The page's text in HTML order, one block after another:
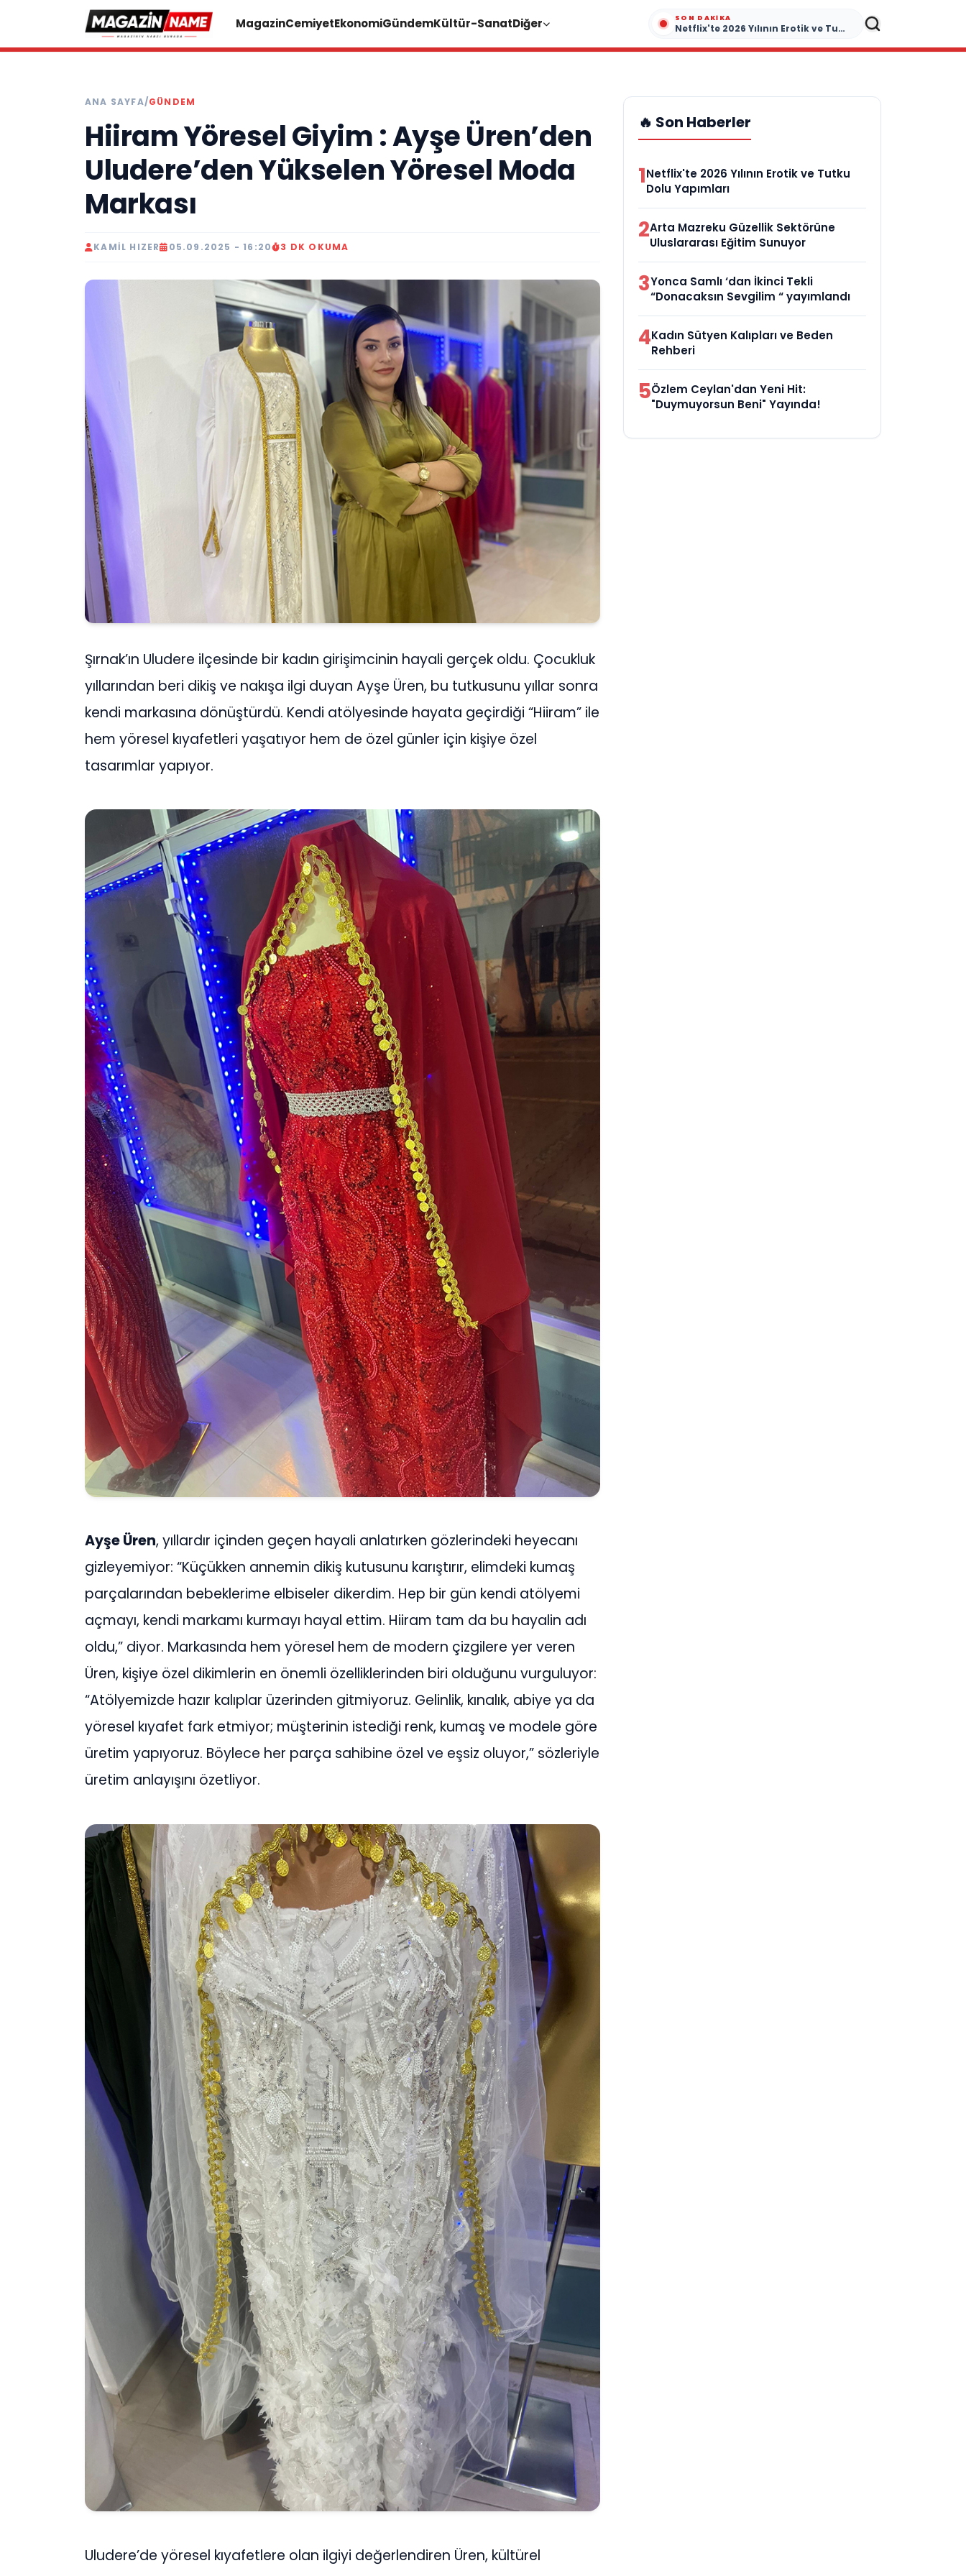
MagazinCemiyetEkonomiGündemKültür-SanatDiğer SON DAKIKA
Netflix'te 2026 Yılının Erotik ve Tutku Dolu Yapımları
ANA SAYFA/GÜNDEM
Hiiram Yöresel Giyim : Ayşe Üren’den
Uludere’den Yükselen Yöresel Moda
Markası
KAMIL HIZER 05.09.2025 - 16:20 3 DK OKUMA
Şırnak’ın Uludere ilçesinde bir kadın girişimcinin hayali gerçek oldu. Çocukluk
yıllarından beri dikiş ve nakışa ilgi duyan Ayşe Üren, bu tutkusunu yıllar sonra
kendi markasına dönüştürdü. Kendi atölyesinde hayata geçirdiği “Hiiram” ile
hem yöresel kıyafetleri yaşatıyor hem de özel günler için kişiye özel
tasarımlar yapıyor.
Ayşe Üren, yıllardır içinden geçen hayali anlatırken gözlerindeki heyecanı
gizleyemiyor: “Küçükken annemin dikiş kutusunu karıştırır, elimdeki kumaş
parçalarından bebeklerime elbiseler dikerdim. Hep bir gün kendi atölyemi
açmayı, kendi markamı kurmayı hayal ettim. Hiiram tam da bu hayalin adı
oldu,” diyor. Markasında hem yöresel hem de modern çizgilere yer veren
Üren, kişiye özel dikimlerin en önemli özelliklerinden biri olduğunu vurguluyor:
“Atölyemizde hazır kalıplar üzerinden gitmiyoruz. Gelinlik, kınalık, abiye ya da
yöresel kıyafet fark etmiyor; müşterinin istediği renk, kumaş ve modele göre
üretim yapıyoruz. Böylece her parça sahibine özel ve eşsiz oluyor,” sözleriyle
üretim anlayışını özetliyor.
Uludere’de yöresel kıyafetlere olan ilgiyi değerlendiren Üren, kültürel
🔥 Son Haberler
1Netflix'te 2026 Yılının Erotik ve Tutku
Dolu Yapımları
2Arta Mazreku Güzellik Sektörüne
Uluslararası Eğitim Sunuyor
3Yonca Samlı ‘dan İkinci Tekli
“Donacaksın Sevgilim “ yayımlandı
4Kadın Sütyen Kalıpları ve Beden
Rehberi
5Özlem Ceylan'dan Yeni Hit:
"Duymuyorsun Beni" Yayında!